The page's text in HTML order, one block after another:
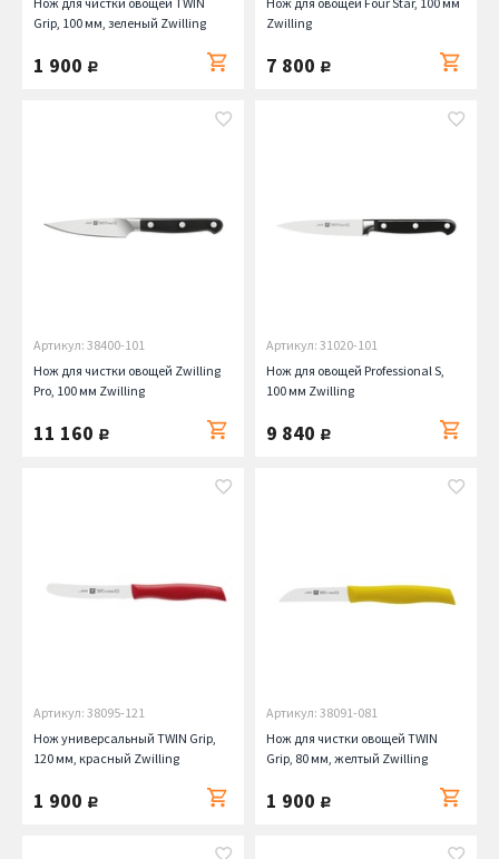
Grip, 100 мм, зеленый Zwilling
1 900 руб.
Zwilling
7 800 руб.
Артикул: 38400-101
Нож для чистки овощей Zwilling
Pro, 100 мм Zwilling
11 160 руб.
Артикул: 31020-101
Нож для овощей Professional S,
100 мм Zwilling
9 840 руб.
Артикул: 38095-121
Нож универсальный TWIN Grip,
120 мм, красный Zwilling
1 900 руб.
Артикул: 38091-081
Нож для чистки овощей TWIN
Grip, 80 мм, желтый Zwilling
1 900 руб.